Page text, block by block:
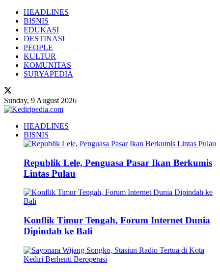
HEADLINES
BISNIS
EDUKASI
DESTINASI
PEOPLE
KULTUR
KOMUNITAS
SURYAPEDIA
Sunday, 9 August 2026
HEADLINES
BISNIS
Republik Lele, Penguasa Pasar Ikan Berkumis
Lintas Pulau
Konflik Timur Tengah, Forum Internet Dunia
Dipindah ke Bali